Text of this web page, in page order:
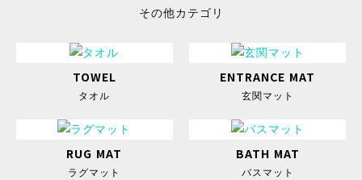
その他カテゴリ
TOWEL
タオル
ENTRANCE MAT
玄関マット
RUG MAT
ラグマット
BATH MAT
バスマット